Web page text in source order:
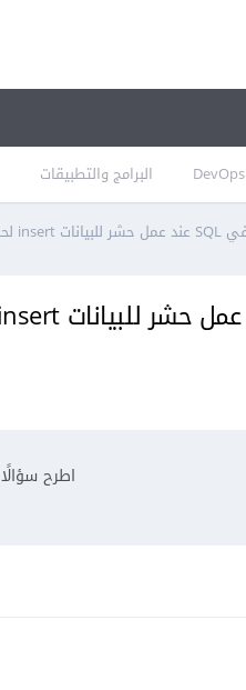
DevOps البرامج والتطبيقات
اطرح سؤالًا